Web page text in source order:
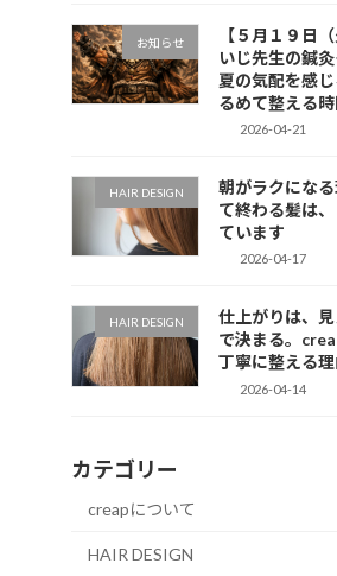
お知らせ
【５月１９日
いじ先生の鍼
夏の気配を感
るめて整える
2026-04-21
HAIR DESIGN
朝がラクにな
て終わる髪は
ています
2026-04-17
HAIR DESIGN
仕上がりは、
で決まる。
丁寧に整える理
2026-04-14
カテゴリー
creapについて
HAIR DESIGN